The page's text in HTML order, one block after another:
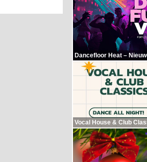
Dancefloor Heat –
Vocal House & Club